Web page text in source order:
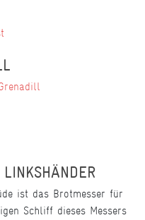
ist das Brotmesser für
Schliff dieses Messers